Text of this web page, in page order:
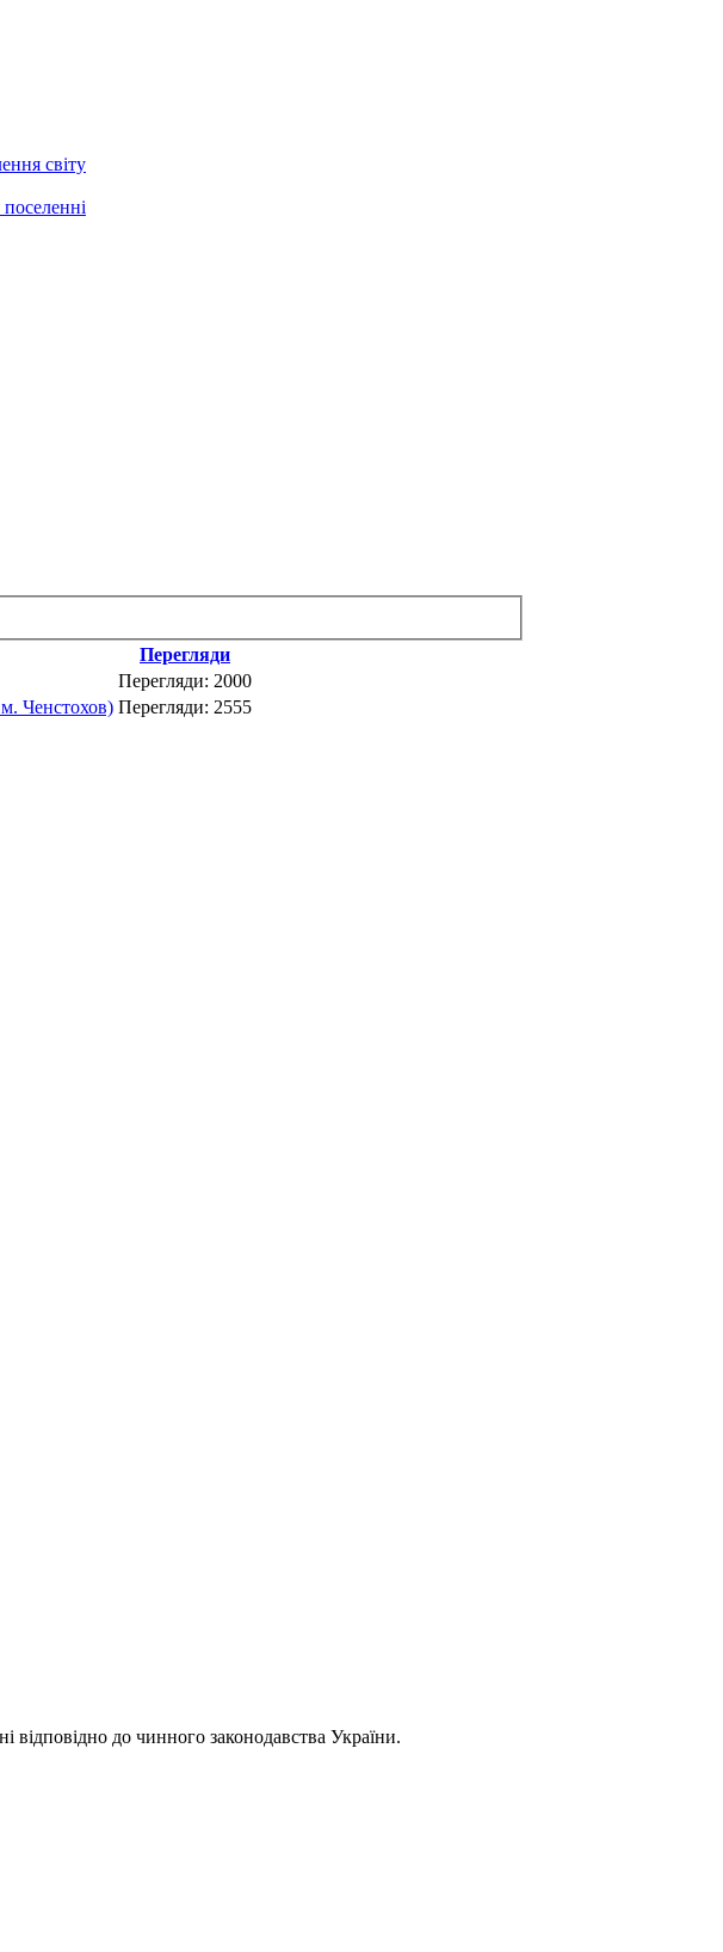
світу
Перегляди
Перегляди: 2000
Ченстохов) Перегляди: 2555
відповідно до чинного законодавства України.